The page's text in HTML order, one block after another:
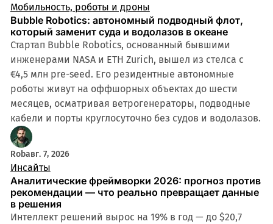
Мобильность, роботы и дроны
Bubble Robotics: автономный подводный флот,
который заменит суда и водолазов в океане
Стартап Bubble Robotics, основанный бывшими
инженерами NASA и ETH Zurich, вышел из стелса с
€4,5 млн pre-seed. Его резидентные автономные
роботы живут на оффшорных объектах до шести
месяцев, осматривая ветрогенераторы, подводные
кабели и порты круглосуточно без судов и водолазов.
Robавг. 7, 2026
Инсайты
Аналитические фреймворки 2026: прогноз против
рекомендации — что реально превращает данные
в решения
Интеллект решений вырос на 19% в год — до $20,7